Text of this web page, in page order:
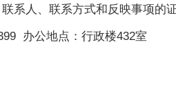
系人、联系方式和反映事项的
办公地点：行政楼432室